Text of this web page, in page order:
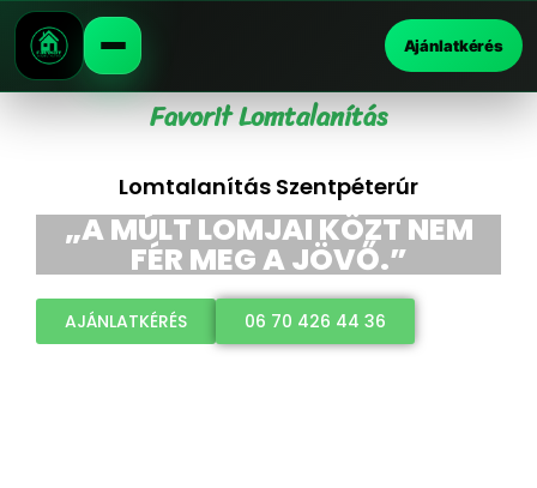
Ajánlatkérés
Favorit Lomtalanítás
Lomtalanítás Szentpéterúr
„A MÚLT LOMJAI KÖZT NEM
FÉR MEG A JÖVŐ.”
AJÁNLATKÉRÉS 06 70 426 44 36